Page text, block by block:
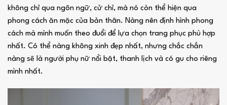
không chỉ qua ngôn ngữ, cử chỉ, mà nó còn thể hiện qua
phong cách ăn mặc của bản thân. Nàng nên định hình phong
cách mà mình muốn theo đuổi để lựa chọn trang phục phù hợp
nhất. Có thể nàng không xinh đẹp nhất, nhưng chắc chắn
nàng sẽ là người phụ nữ nổi bật, thanh lịch và có gu cho riêng
mình nhất.